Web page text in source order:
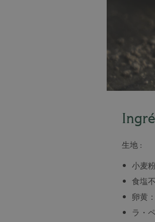
生地 :
小麦
食塩
卵黄
ラ・